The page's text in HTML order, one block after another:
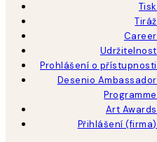
Tisk
Tiráž
Career
Udržitelnost
Prohlášení o přístupnosti
Desenio Ambassador
Programme
Art Awards
Přihlášení (firma)